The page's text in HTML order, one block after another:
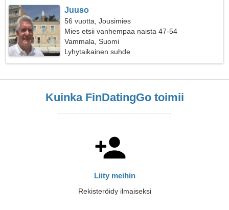
Juuso
56 vuotta, Jousimies
Mies etsii vanhempaa naista 47-54
Vammala, Suomi
Lyhytaikainen suhde
Kuinka FinDatingGo toimii
Liity meihin
Rekisteröidy ilmaiseksi